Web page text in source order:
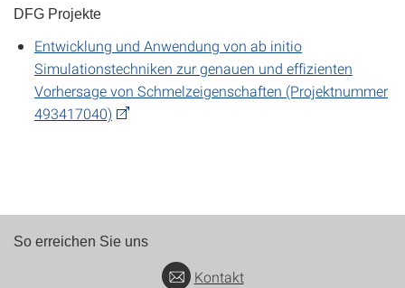
DFG Projekte
Entwicklung und Anwendung von ab initio
Simulationstechniken zur genauen und effizienten
Vorhersage von Schmelzeigenschaften (Projektnummer
493417040)
So erreichen Sie uns
Kontakt